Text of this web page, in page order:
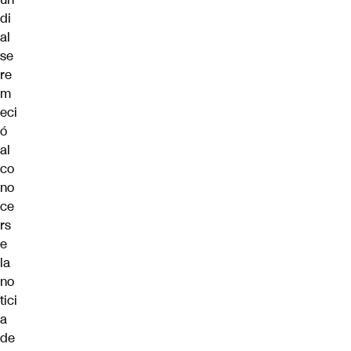
di
al
se
re
m
eci
ó
al
co
no
ce
rs
e
la
no
tici
a
de